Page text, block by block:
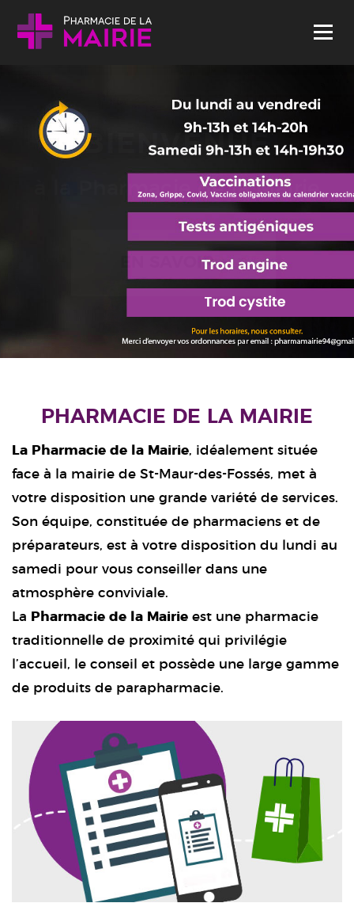
Skip to content
Menu
BIENVENUE
à la Pharmacie de la Mairie
EN SAVOIR +
PHARMACIE DE LA MAIRIE
La Pharmacie de la Mairie, idéalement située
face à la mairie de St-Maur-des-Fossés, met à
votre disposition une grande variété de services.
Son équipe, constituée de pharmaciens et de
préparateurs, est à votre disposition du lundi au
samedi pour vous conseiller dans une
atmosphère conviviale.
La
Pharmacie de la Mairie est une pharmacie
traditionnelle de proximité qui privilégie
l’accueil, le conseil et possède une large gamme
de produits de parapharmacie.